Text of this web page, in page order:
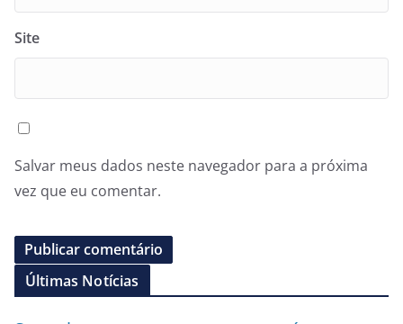
Site
Salvar meus dados neste navegador para a próxima
vez que eu comentar.
Últimas Notícias